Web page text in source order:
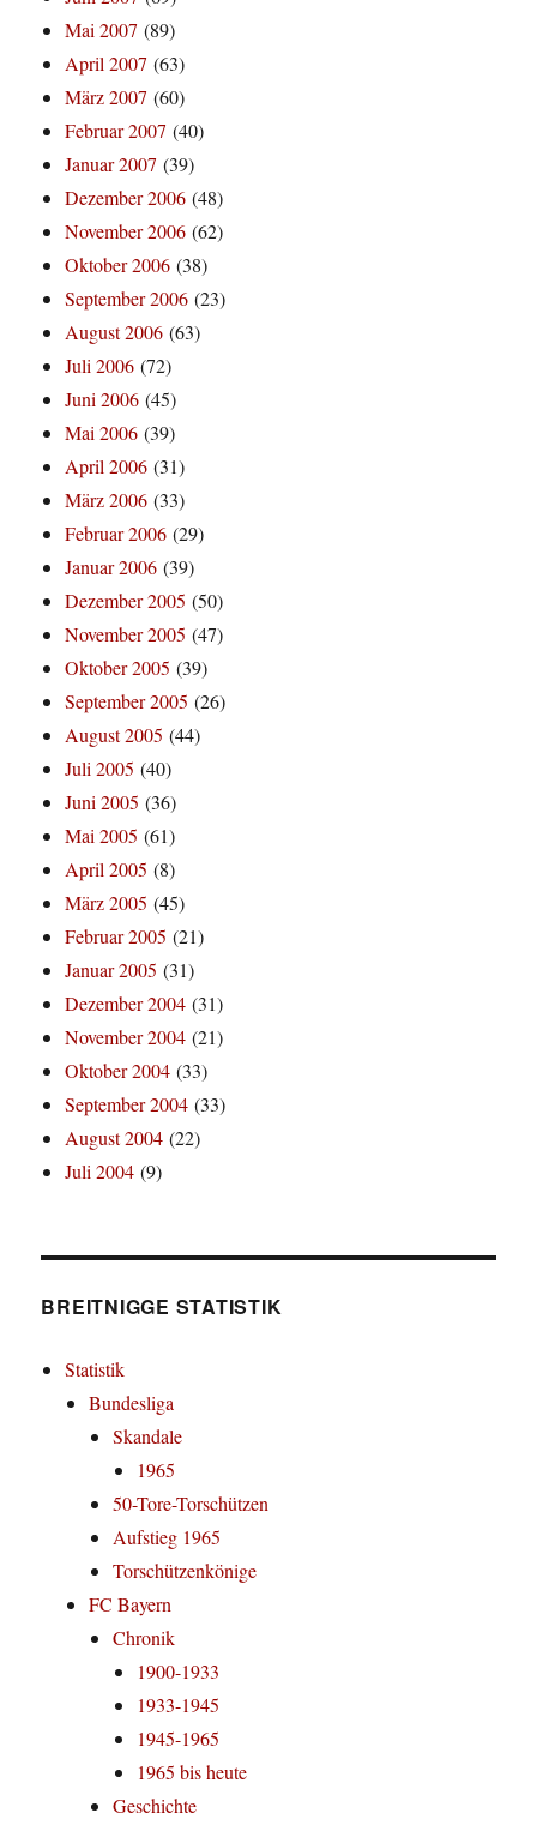
Mai 2007 (89)
April 2007 (63)
März 2007 (60)
Februar 2007 (40)
Januar 2007 (39)
Dezember 2006 (48)
November 2006 (62)
Oktober 2006 (38)
September 2006 (23)
August 2006 (63)
Juli 2006 (72)
Juni 2006 (45)
Mai 2006 (39)
April 2006 (31)
März 2006 (33)
Februar 2006 (29)
Januar 2006 (39)
Dezember 2005 (50)
November 2005 (47)
Oktober 2005 (39)
September 2005 (26)
August 2005 (44)
Juli 2005 (40)
Juni 2005 (36)
Mai 2005 (61)
April 2005 (8)
März 2005 (45)
Februar 2005 (21)
Januar 2005 (31)
Dezember 2004 (31)
November 2004 (21)
Oktober 2004 (33)
September 2004 (33)
August 2004 (22)
Juli 2004 (9)
BREITNIGGE STATISTIK
Statistik
Bundesliga
Skandale
1965
50-Tore-Torschützen
Aufstieg 1965
Torschützenkönige
FC Bayern
Chronik
1900-1933
1933-1945
1945-1965
1965 bis heute
Geschichte